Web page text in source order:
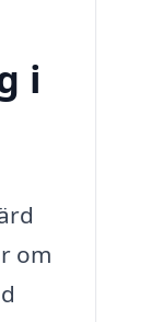
i
om